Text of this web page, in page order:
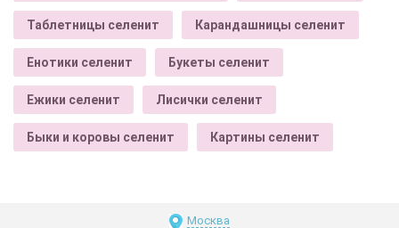
Таблетницы селенит Карандашницы селенит
Енотики селенит Букеты селенит
Ежики селенит Лисички селенит
Быки и коровы селенит Картины селенит
Москва